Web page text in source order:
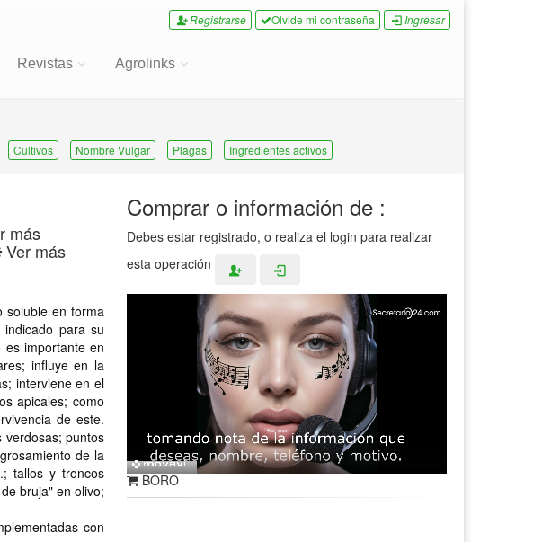
Registrarse Olvide mi contraseña Ingresar
Revistas Agrolinks
Cultivos Nombre Vulgar Plagas Ingredientes activos
más
Ver más
soluble en forma
para su
importante en
influye en la
interviene en el
apicales; como
de este.
verdosas; puntos
de la
tallos y troncos
bruja" en olivo;
con
Comprar o información de :
Debes estar registrado, o realiza el login para realizar
esta operación
BORO